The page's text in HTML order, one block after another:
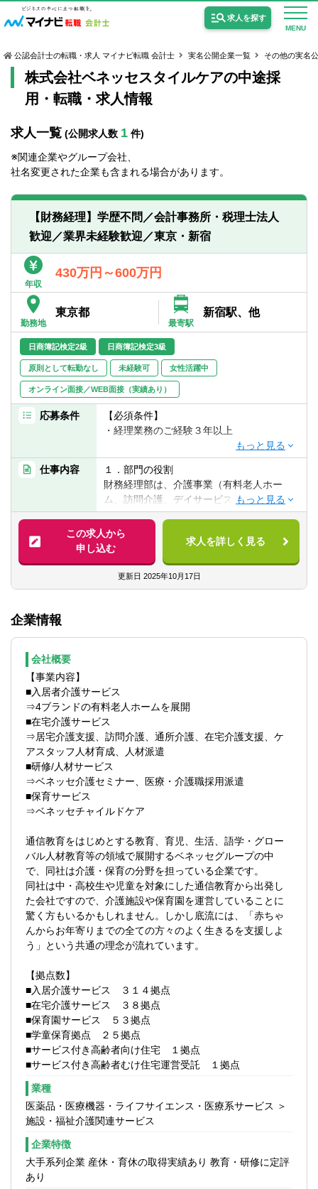
MENU
求人を探す
USCPA（米国公認会計士）の求人
女性会計士の転職
個別転職相談会・セミナー
転職お役立ち情報
ご利用ガイド
非公開求人とは？
転職お役立ち情報
業界情報
求人情報
公認会計士の転職・求人 マイナビ転職 会計士 実名公開企業一覧 その他の実名
株式会社ベネッセスタイルケアの中途採
用・転職・求人情報
求人一覧 (公開求人数 1 件)
※関連企業やグループ会社、
社名変更された企業も含まれる場合があります。
【財務経理】学歴不問／会計事務所・税理士法人
歓迎／業界未経験歓迎／東京・新宿
年収
430万円～600万円
勤務地
東京都
最寄駅
新宿駅、他
日商簿記検定2級 日商簿記検定3級
原則として転勤なし 未経験可 女性活躍中
オンライン面接／WEB面接（実績あり）
応募条件
【必須条件】
・経理業務のご経験３年以上
【歓迎経験】
・月次／年次決算業務のご経験
・簿記2級以上取得の方
仕事内容
１．部門の役割
財務経理部は、介護事業（有料老人ホー
ム、訪問介護、デイサービス等）および保
育・学童事業を中心としたサービス事業会
社にて、財務経理分野全般を担う部門で
す。※高齢者向け配食事業、有料老人ホーム
紹介事業、介護職・看護職派遣紹介事業を
含むグループ会社の経理業務も受託してい
ます。
・月次／四半期／年次決算業務
・固定資産管理
・リース資産管理
・予算管理（差異分析／予算作成）
・税務申告業務（法人税／消費税／償却資
産税 ほか）
※申告書の作成自体も当社で行い、顧問税理
・会計監査対応（監査法人対応）
・財務経理分野における業務改善
・グループ会社経理 など
当社の基幹事業である介護事業の販売プロ
セス・売上構造等を理解して
いただくこと業務上の重要性が大きいこと
から、請求業務も担当していただきます。
・有料老人ホーム、介護保険等の請求業務
・各部門における様々な企画検討時におけ
る確認支援（けん制含む）
４．着任時の業務、入社後の流れ
中途入社時研修で、当社の企業理念や介護
サービスについて学んだ後、部門にてOJT
き、半年間のOJT期間終了時には独り立ち
できるように業務を覚えていってくださ
任せしていきます。
この求人から
申し込む
求人を詳しく見る
更新日 2025年10月17日
企業情報
会社概要
【事業内容】
■入居者介護サービス
⇒4ブランドの有料老人ホームを展開
■在宅介護サービス
⇒居宅介護支援、訪問介護、通所介護、在宅介護支援、ケ
アスタッフ人材育成、人材派遣
■研修/人材サービス
⇒ベネッセ介護セミナー、医療・介護職採用派遣
■保育サービス
⇒ベネッセチャイルドケア
通信教育をはじめとする教育、育児、生活、語学・グロー
バル人材教育等の領域で展開するベネッセグループの中
で、同社は介護・保育の分野を担っている企業です。
同社は中・高校生や児童を対象にした通信教育から出発し
た会社ですので、介護施設や保育園を運営していることに
驚く方もいるかもしれません。しかし底流には、「赤ちゃ
んからお年寄りまでの全ての方々のよく生きるを支援しよ
う」という共通の理念が流れています。
【拠点数】
■入居介護サービス ３１４拠点
■在宅介護サービス ３８拠点
■保育園サービス ５３拠点
■学童保育拠点 ２５拠点
■サービス付き高齢者向け住宅 １拠点
■サービス付き高齢者むけ住宅運営受託 １拠点
業種
医薬品・医療機器・ライフサイエンス・医療系サービス ＞
施設・福祉介護関連サービス
企業特徴
大手系列企業 産休・育休の取得実績あり 教育・研修に定評
あり